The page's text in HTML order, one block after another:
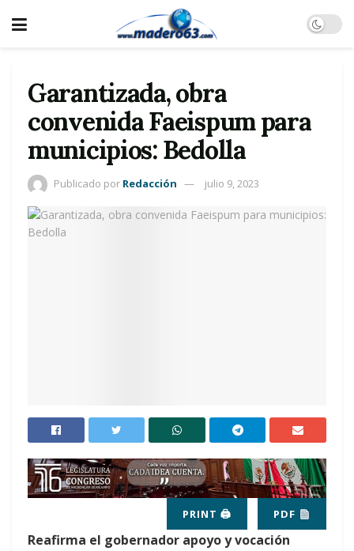
Garantizada, obra
convenida Faeispum para
municipios: Bedolla
Publicado por Redacción julio 9, 2023
PRINT 🖨 PDF
Reafirma el gobernador apoyo y vocación